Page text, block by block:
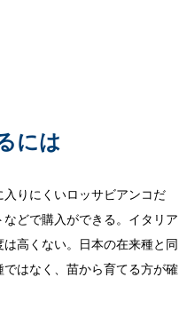
には
りにくいロッサビアンコだ
どで購入ができる。イタリア
高くない。日本の在来種と同
はなく、苗から育てる方が確